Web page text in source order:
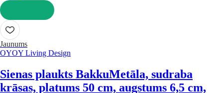
LIKT GROZĀ
Jaunums
OYOY Living Design
Sienas plaukts BakkuMetāla, sudraba
krāsas, platums 50 cm, augstums 6,5 cm,